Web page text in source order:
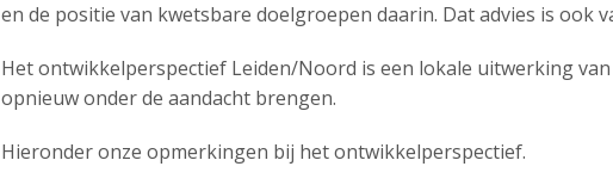
en de positie van kwetsbare doelgroepen daarin. Dat advies is ook
Het ontwikkelperspectief Leiden/Noord is een lokale uitwerking
opnieuw onder de aandacht brengen.
Hieronder onze opmerkingen bij het ontwikkelperspectief.